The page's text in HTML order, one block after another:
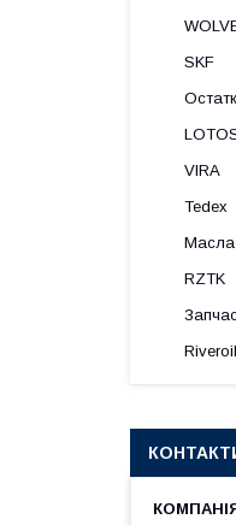
SKF
VIRA
Tedex
Масла
RZTK
Riveroil